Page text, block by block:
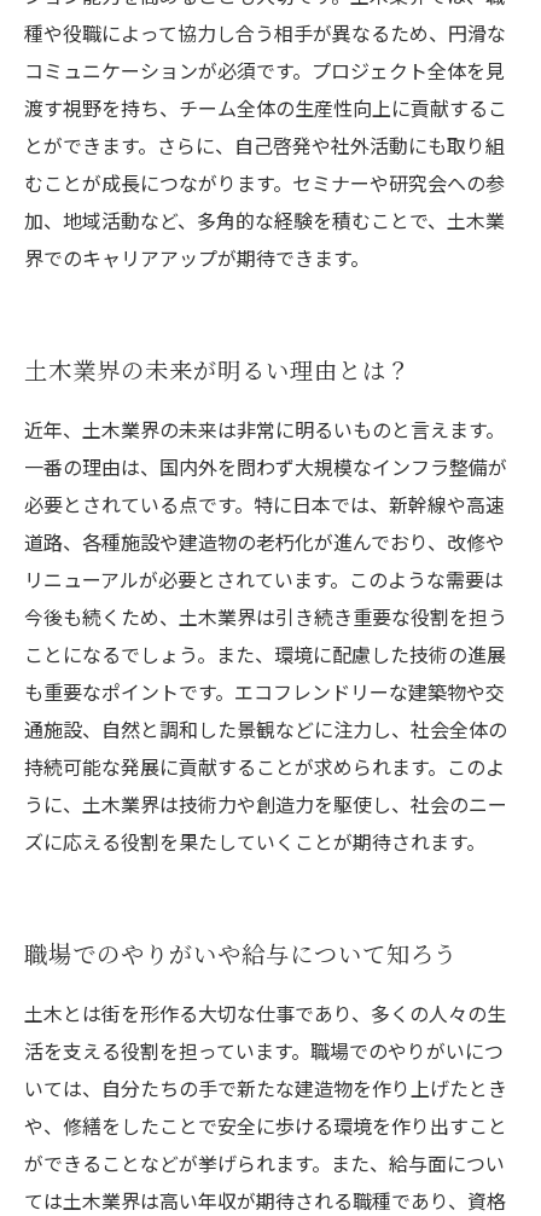
種や役職によって協力し合う相手が異なるため、円滑な
コミュニケーションが必須です。プロジェクト全体を見
渡す視野を持ち、チーム全体の生産性向上に貢献するこ
とができます。さらに、自己啓発や社外活動にも取り組
むことが成長につながります。セミナーや研究会への参
加、地域活動など、多角的な経験を積むことで、土木業
界でのキャリアアップが期待できます。
土木業界の未来が明るい理由とは？
近年、土木業界の未来は非常に明るいものと言えます。
一番の理由は、国内外を問わず大規模なインフラ整備が
必要とされている点です。特に日本では、新幹線や高速
道路、各種施設や建造物の老朽化が進んでおり、改修や
リニューアルが必要とされています。このような需要は
今後も続くため、土木業界は引き続き重要な役割を担う
ことになるでしょう。また、環境に配慮した技術の進展
も重要なポイントです。エコフレンドリーな建築物や交
通施設、自然と調和した景観などに注力し、社会全体の
持続可能な発展に貢献することが求められます。このよ
うに、土木業界は技術力や創造力を駆使し、社会のニー
ズに応える役割を果たしていくことが期待されます。
職場でのやりがいや給与について知ろう
土木とは街を形作る大切な仕事であり、多くの人々の生
活を支える役割を担っています。職場でのやりがいにつ
いては、自分たちの手で新たな建造物を作り上げたとき
や、修繕をしたことで安全に歩ける環境を作り出すこと
ができることなどが挙げられます。また、給与面につい
ては土木業界は高い年収が期待される職種であり、資格